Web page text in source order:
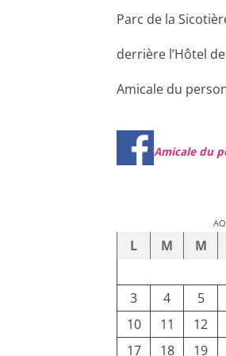
Parc de la
derrière l’Hôtel
Amicale du
Amicale du
L M M
3
4 5
10
11 12
17
18 19